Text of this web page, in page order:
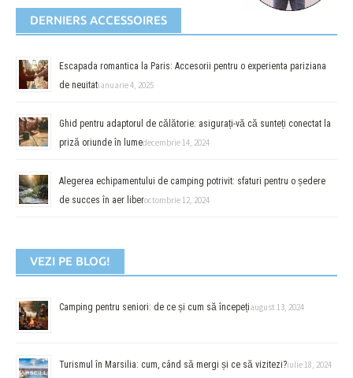
DERNIERS ACCESSOIRES
Escapada romantica la Paris: Accesorii pentru o experienta pariziana
de neuitatianuarie 4, 2025
Ghid pentru adaptorul de călătorie: asigurați-vă că sunteți conectat la
priză oriunde în lumedecembrie 14, 2024
Alegerea echipamentului de camping potrivit: sfaturi pentru o ședere
de succes în aer liberoctombrie 12, 2024
VEZI PE BLOG!
Camping pentru seniori: de ce și cum să începețiaugust 13, 2024
Turismul în Marsilia: cum, când să mergi și ce să vizitezi?iulie 18, 2024